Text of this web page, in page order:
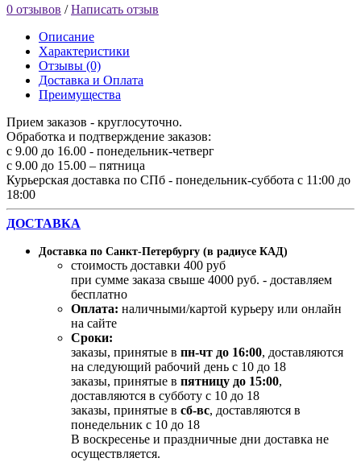
0 отзывов /Написать отзыв
Описание
Характеристики
Отзывы (0)
Доставка и Оплата
Преимущества
Прием заказов - круглосуточно.
Обработка и подтверждение заказов:
с 9.00 до 16.00 - понедельник-четверг
с 9.00 до 15.00 – пятница
Курьерская доставка по СПб - понедельник-суббота с 11:00 до
18:00
ДОСТАВКА
Доставка по Санкт-Петербургу (в радиусе КАД)
стоимость доставки 400 руб
при сумме заказа свыше 4000 руб. - доставляем
бесплатно
Оплата: наличными/картой курьеру или онлайн
на сайте
Сроки:
заказы, принятые в пн-чт до 16:00, доставляются
на следующий рабочий день с 10 до 18
заказы, принятые в пятницу до 15:00,
доставляются в субботу с 10 до 18
заказы, принятые в сб-вс, доставляются в
понедельник с 10 до 18
В воскресенье и праздничные дни доставка не
осуществляется.